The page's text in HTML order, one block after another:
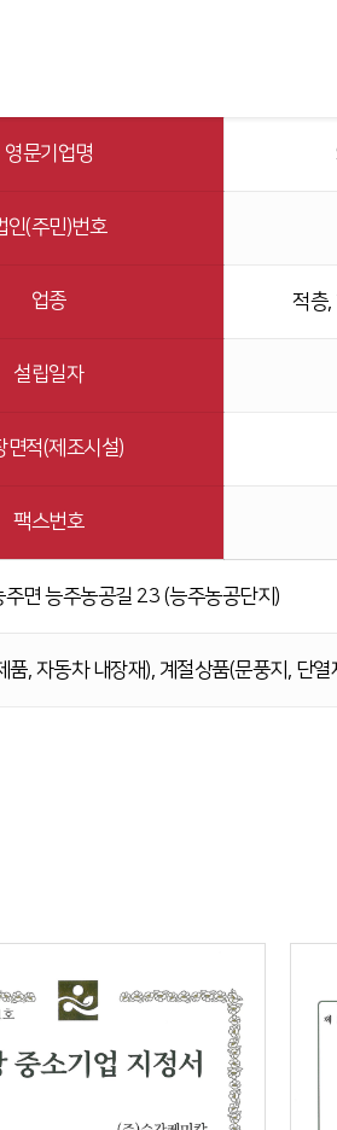
영문기업명
인(주민)번호
업종 적층,
설립일자
면적(제조시설)
팩스번호
면 능주농공길 23 (능주농공단지)
, 자동차 내장재), 계절상품(문풍지, 단열